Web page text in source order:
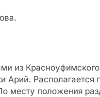
из
Арий. Располагается
месту положения